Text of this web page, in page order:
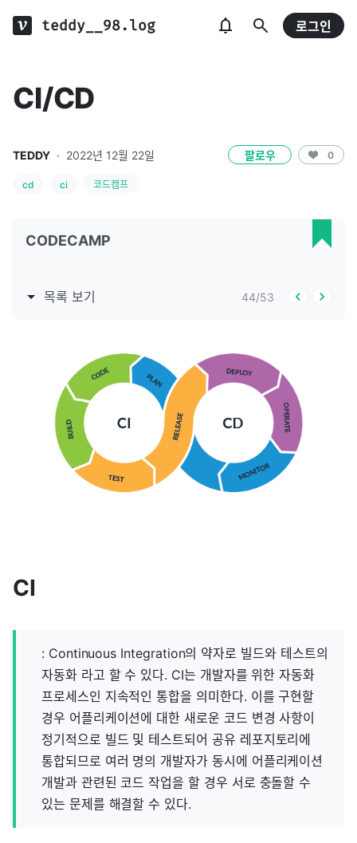
teddy__98.log 로그인
CI/CD
TEDDY · 2022년 12월 22일 팔로우 0
cd ci 코드캠프
CODECAMP
목록 보기 44/53
CI
: Continuous Integration의 약자로 빌드와 테스트의
자동화 라고 할 수 있다. CI는 개발자를 위한 자동화
프로세스인 지속적인 통합을 의미한다. 이를 구현할
경우 어플리케이션에 대한 새로운 코드 변경 사항이
정기적으로 빌드 및 테스트되어 공유 레포지토리에
통합되므로 여러 명의 개발자가 동시에 어플리케이션
개발과 관련된 코드 작업을 할 경우 서로 충돌할 수
있는 문제를 해결할 수 있다.